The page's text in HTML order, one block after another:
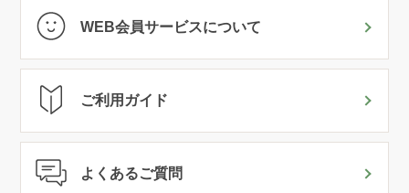
WEB会員サービスについて
ご利用ガイド
よくあるご質問